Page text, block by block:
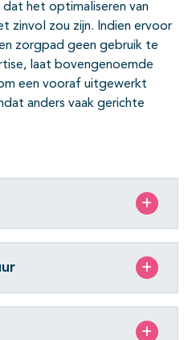
het optimaliseren van
zinvol zou zijn. Indien ervoor
zorgpad geen gebruik te
laat bovengenoemde
een vooraf uitgewerkt
anders vaak gerichte